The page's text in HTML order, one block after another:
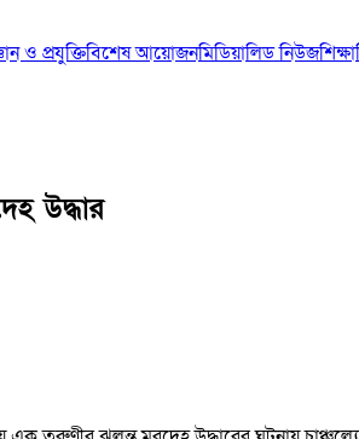
ও প্রযুক্তিবিশেষ আয়োজনমিডিয়ালিড নিউজশিক্ষা
উদ্ধার